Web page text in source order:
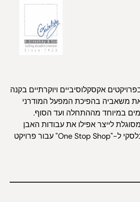
אקסקלוסיביים ויוקרתיים בקנה
משאביה בהפיכת המפעל המודרני
במיוחד מההתחלה ועד הסוף.
המכונות המתקדמות שלה, לרבות מכונת CNC של Pedrini מסוגלת לייצר אפילו את עבודות האבן
והפרטים האדריכליים המסובכים ביותר, מה שהופך את גרבלסקי ל-"One Stop Shop" עבור פרויקט